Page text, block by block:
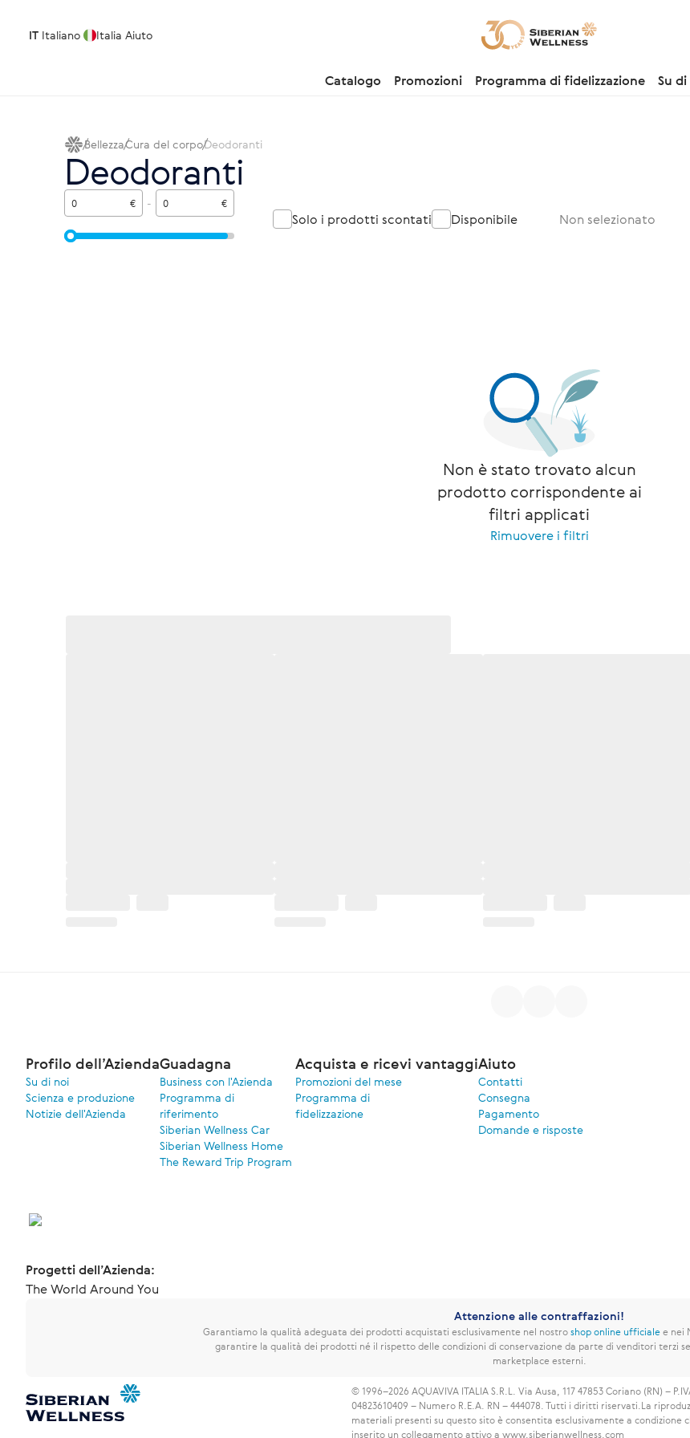
IT Italiano Italia Aiuto
Catalogo Promozioni Programma di fidelizzazione Su
BellezzaCura del corpoDeodoranti
Deodoranti
Non selezionato
€ - €
Solo i prodotti scontati Disponibile
Non è stato trovato alcun
prodotto corrispondente ai
filtri applicati
Rimuovere i filtri
Profilo dell’Azienda
Su di noi
Scienza e produzione
Notizie dell'Azienda
Guadagna
Business con l'Azienda
Programma di
riferimento
Siberian Wellness Car
Siberian Wellness Home
The Reward Trip Program
Acquista e ricevi vantaggi
Promozioni del mese
Programma di
fidelizzazione
Aiuto
Contatti
Consegna
Pagamento
Domande e risposte
Progetti dell’Azienda:
The World Around You
Attenzione alle contraffazioni!
Garantiamo la qualità adeguata dei prodotti acquistati esclusivamente nel nostroshop online ufficialee nei
garantire la qualità dei prodotti né il rispetto delle condizioni di conservazione da parte di venditori terzi
marketplace esterni.
© 1996–2026 AQUAVIVA ITALIA S.R.L. Via Ausa, 117 47853 Coriano (RN) –
04823610409 – Numero R.E.A. RN – 444078. Tutti i diritti riservati. La
materiali presenti su questo sito è consentita esclusivamente a condizione
inserito un collegamento attivo a www.siberianwellness.com